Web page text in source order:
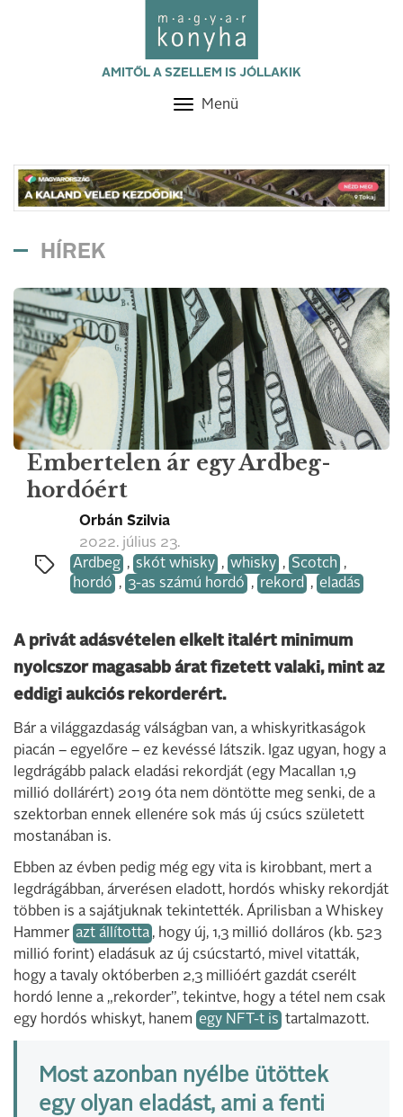
AMITŐL A SZELLEM IS JÓLLAKIK
Toggle
Menü
HÍREK
Embertelen ár egy Ardbeg-
hordóért
Orbán Szilvia
2022. július 23.
Ardbeg , skót whisky , whisky , Scotch ,
hordó , 3-as számú hordó , rekord , eladás
A privát adásvételen elkelt italért minimum
nyolcszor magasabb árat fizetett valaki, mint az
eddigi aukciós rekorderért.
Bár a világgazdaság válságban van, a whiskyritkaságok
piacán – egyelőre – ez kevéssé látszik. Igaz ugyan, hogy a
legdrágább palack eladási rekordját (egy Macallan 1,9
millió dollárért) 2019 óta nem döntötte meg senki, de a
szektorban ennek ellenére sok más új csúcs született
mostanában is.
Ebben az évben pedig még egy vita is kirobbant, mert a
legdrágábban, árverésen eladott, hordós whisky rekordját
többen is a sajátjuknak tekintették. Áprilisban a Whiskey
Hammer azt állította , hogy új, 1,3 millió dolláros (kb. 523
millió forint) eladásuk az új csúcstartó, mivel vitatták,
hogy a tavaly októberben 2,3 millióért gazdát cserélt
hordó lenne a „rekorder”, tekintve, hogy a tétel nem csak
egy hordós whiskyt, hanem egy NFT-t is tartalmazott.
Most azonban nyélbe ütöttek
egy olyan eladást, ami a fenti